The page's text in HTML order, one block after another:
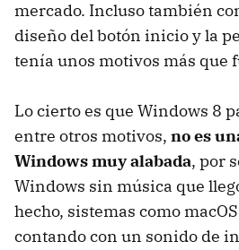
mercado. Incluso también
diseño del botón inicio y la
tenía unos motivos más que
Lo cierto es que Windows 8
entre otros motivos, no es
Windows muy alabada, por
Windows sin música que
hecho, sistemas como
contando con un sonido de